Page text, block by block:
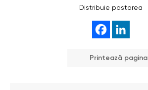
Distribuie postarea
Printează pagina